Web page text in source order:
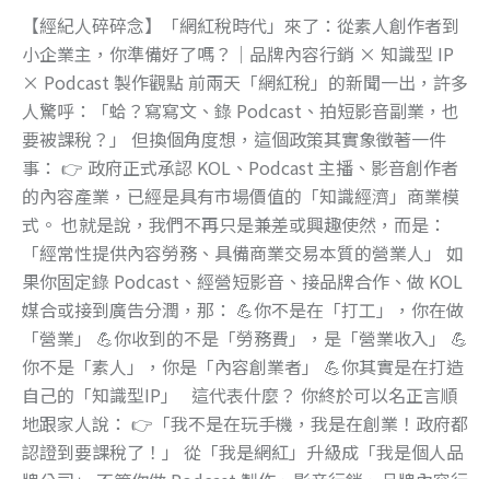
【經紀人碎碎念】「網紅稅時代」來了：從素人創作者到
小企業主，你準備好了嗎？｜品牌內容行銷 × 知識型 IP
× Podcast 製作觀點 前兩天「網紅稅」的新聞一出，許多
人驚呼：「蛤？寫寫文、錄 Podcast、拍短影音副業，也
要被課稅？」 但換個角度想，這個政策其實象徵著一件
事： 👉 政府正式承認 KOL、Podcast 主播、影音創作者
的內容產業，已經是具有市場價值的「知識經濟」商業模
式。 也就是說，我們不再只是兼差或興趣使然，而是：
「經常性提供內容勞務、具備商業交易本質的營業人」 如
果你固定錄 Podcast、經營短影音、接品牌合作、做 KOL
媒合或接到廣告分潤，那： 💪你不是在「打工」，你在做
「營業」 💪你收到的不是「勞務費」，是「營業收入」 💪
你不是「素人」，你是「內容創業者」 💪你其實是在打造
自己的「知識型IP」 這代表什麼？ 你終於可以名正言順
地跟家人說： 👉「我不是在玩手機，我是在創業！政府都
認證到要課稅了！」 從「我是網紅」升級成「我是個人品